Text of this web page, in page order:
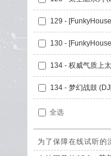
129 -
130 -
全选
为了保障在线试听